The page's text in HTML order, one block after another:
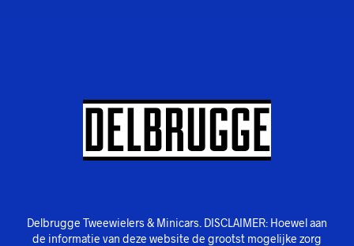
Delbrugge Tweewielers & Minicars. DISCLAIMER: Hoewel aan
de informatie van deze website de grootst mogelijke zorg